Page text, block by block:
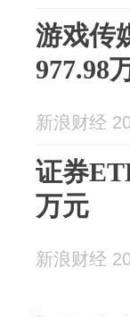
游戏传
977.98
新浪财经
证券
万元
新浪财经